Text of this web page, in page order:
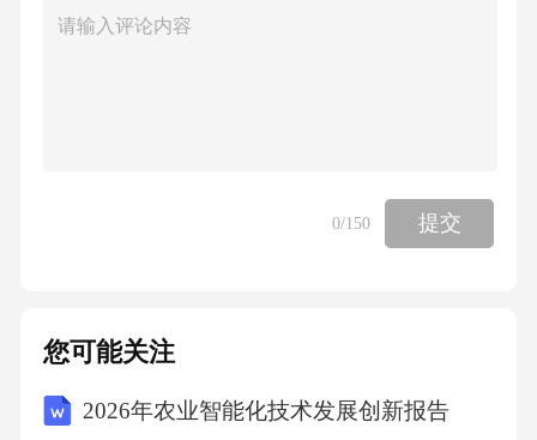
的地貌特征主要受冰川侵蚀影响答案：A解析：
水土流失严重。C项错误，黄土高原的土壤贫
瘠，有机质含量低。D项错误，黄土高原的地貌
机关作出行政处罚决定前，应当告知当事人()。
A、行政处罚的种类和依据B、当事人的权利和
0/150 提交
您可能关注
2026年农业智能化技术发展创新报告